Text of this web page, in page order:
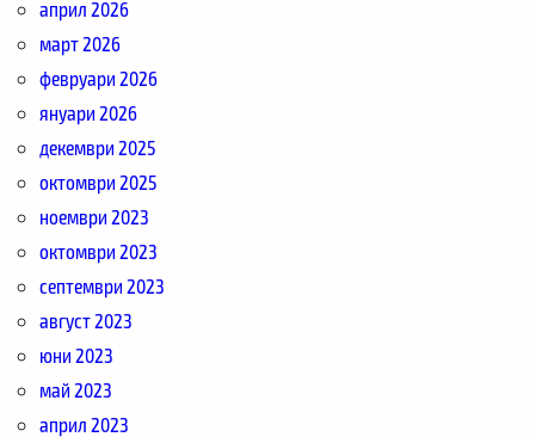
април 2026
март 2026
февруари 2026
януари 2026
декември 2025
октомври 2025
ноември 2023
октомври 2023
септември 2023
август 2023
юни 2023
май 2023
април 2023